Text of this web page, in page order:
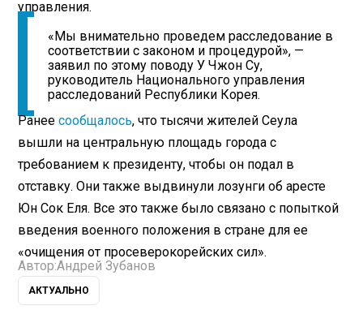
управления.
«Мы внимательно проведем расследование в
соответствии с законом и процедурой», —
заявил по этому поводу У Чжон Су,
руководитель Национального управления
расследований Республики Корея.
Ранеесообщалось, что тысячи жителей Сеула
вышли на центральную площадь города с
требованием к президенту, чтобы он подал в
отставку. Они также выдвинули лозунги об аресте
Юн Сок Еля. Все это также было связано с попыткой
введения военного положения в стране для ее
«очищения от просеверокорейских сил».
Автор:Андрей Зубанов
АКТУАЛЬНО